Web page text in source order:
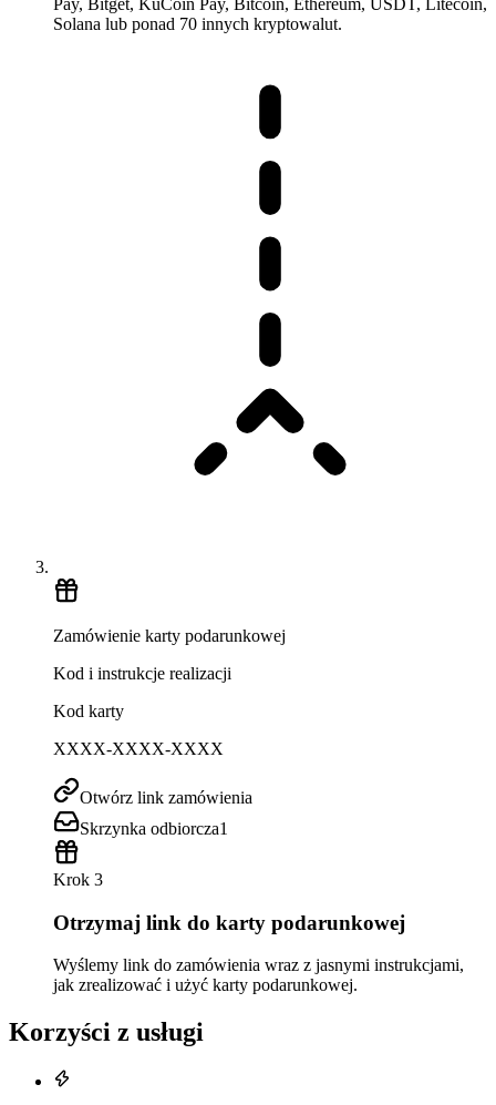
Solana lub ponad 70 innych kryptowalut.
Zamówienie karty podarunkowej
Kod i instrukcje realizacji
Kod karty
XXXX-XXXX-XXXX
Otwórz link zamówienia
Skrzynka odbiorcza1
Krok 3
Otrzymaj link do karty podarunkowej
Wyślemy link do zamówienia wraz z jasnymi instrukcjami,
jak zrealizować i użyć karty podarunkowej.
Korzyści z usługi